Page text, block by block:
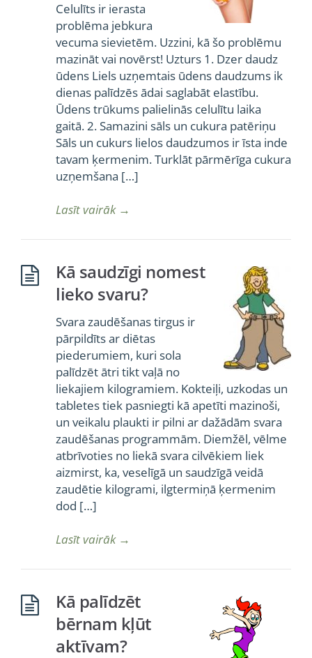
Celulīts ir ierasta
problēma jebkura
vecuma sievietēm. Uzzini, kā šo problēmu
mazināt vai novērst! Uzturs 1. Dzer daudz
ūdens Liels uzņemtais ūdens daudzums ik
dienas palīdzēs ādai saglabāt elastību.
Ūdens trūkums palielinās celulītu laika
gaitā. 2. Samazini sāls un cukura patēriņu
Sāls un cukurs lielos daudzumos ir īsta inde
tavam ķermenim. Turklāt pārmērīga cukura
uzņemšana […]
Lasīt vairāk→
Kā saudzīgi nomest
lieko svaru?
Svara zaudēšanas tirgus ir
pārpildīts ar diētas
piederumiem, kuri sola
palīdzēt ātri tikt vaļā no
liekajiem kilogramiem. Kokteiļi, uzkodas un
tabletes tiek pasniegti kā apetīti mazinoši,
un veikalu plaukti ir pilni ar dažādām svara
zaudēšanas programmām. Diemžēl, vēlme
atbrīvoties no liekā svara cilvēkiem liek
aizmirst, ka, veselīgā un saudzīgā veidā
zaudētie kilogrami, ilgtermiņā ķermenim
dod […]
Lasīt vairāk→
Kā palīdzēt
bērnam kļūt
aktīvam?